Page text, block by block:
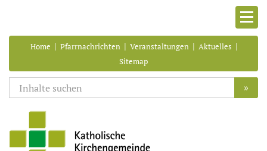
Home | Pfarrnachrichten | Veranstaltungen | Aktuelles |
Sitemap
»